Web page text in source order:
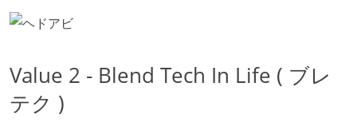
Value 2 - Blend Tech In Life ( ブレ
テク )